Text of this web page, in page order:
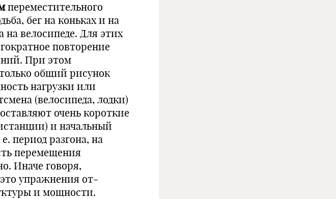
переместительного
бег на коньках и на
на велосипеде. Для этих
повторение
При этом
общий рисунок
нагрузки или
(велосипеда, лодки)
очень короткие
и на­чальный
период разгона, на
перемещения
Иначе говоря,
упражнения от­
и мощности.